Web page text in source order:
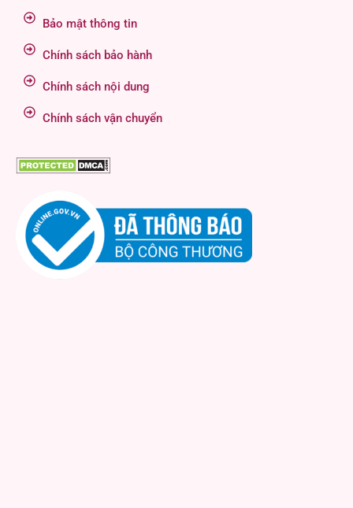
Bảo mật thông tin
Chính sách bảo hành
Chính sách nội dung
Chính sách vận chuyển